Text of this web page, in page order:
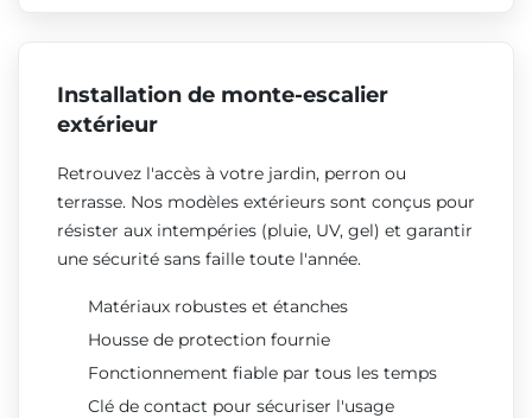
Installation de monte-escalier
extérieur
Retrouvez l'accès à votre jardin, perron ou
terrasse. Nos modèles extérieurs sont conçus pour
résister aux intempéries (pluie, UV, gel) et garantir
une sécurité sans faille toute l'année.
Matériaux robustes et étanches
Housse de protection fournie
Fonctionnement fiable par tous les temps
Clé de contact pour sécuriser l'usage